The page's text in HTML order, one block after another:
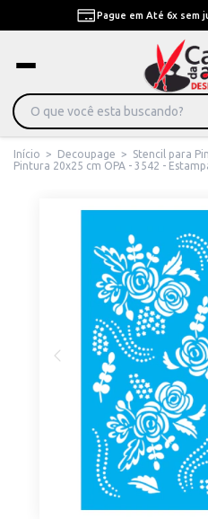
Pague em Até 6x sem
Início > Decoupage > Stencil para
Pintura 20x25 cm OPA - 3542 -